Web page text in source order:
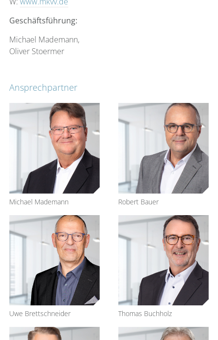
individuell
– Aufnehmen persönlicher Ziele
– Umsetzen in eine individuelle Depotstruktur
– Rückvergütung aller Provisionen
Vermögens
– Exzellente Konditionen unserer Bankpartner
transparent
– Persönliche Betreuung ohne Interessenkonflikte
– Monatliche Vermögensübersicht durch die Bank
– Halbjährlicher Performancebericht und Einblick in alle
Kosten
Geschäftsführung:
Michael Mademann,
Oliver Stoermer
Ansprechpartner
Michael Mademann Robert Bauer
Uwe Brettschneider Thomas Buchholz